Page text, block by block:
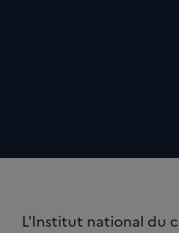
L'Institut national du